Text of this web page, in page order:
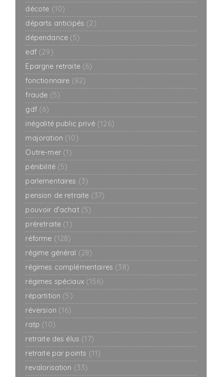
décote (10)
départs anticipés (2)
dépendance (5)
edf (29)
Epargne retraite (6)
fonctionnaire (82)
fraude (5)
gdf (6)
inégalité public privé (126)
majoration (10)
Outre-mer (1)
pénibilité (5)
parlementaires (3)
pension de retraite (37)
pouvoir d'achat (5)
préretraite (1)
réforme (128)
régime général (28)
régimes complémentaires (38)
régimes spéciaux (156)
répartition (5)
réversion (16)
ratp (10)
retraite des élus (17)
retraite par points (11)
revalorisation (33)